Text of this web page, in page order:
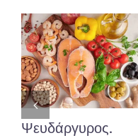
Ψευδάργυρος.